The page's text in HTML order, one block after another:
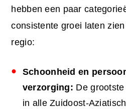
hebben een paar
consistente groei laten
regio:
Schoonheid en
verzorging: De
in alle Zuidoost-